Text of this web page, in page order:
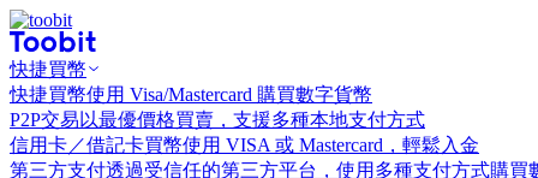
快捷買幣
快捷買幣使用 Visa/Mastercard 購買數字貨幣
P2P交易 以最優價格買賣，支援多種本地支付方式
信用卡／借記卡買幣使用 VISA 或 Mastercard，輕鬆入金
第三方支付透過受信任的第三方平台，使用多種支付方式購買